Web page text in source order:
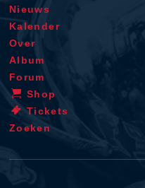
Nieuws
Kalender
Over
Album
Forum
Shop
Tickets
Zoeken